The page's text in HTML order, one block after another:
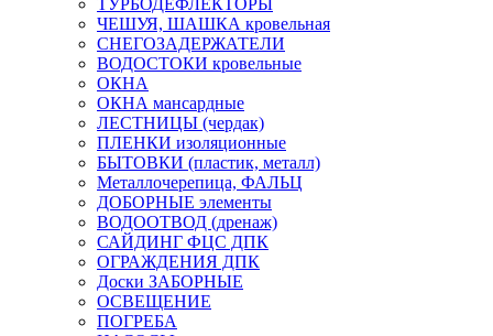
ТУРБОДЕФЛЕКТОРЫ
ЧЕШУЯ, ШАШКА кровельная
СНЕГОЗАДЕРЖАТЕЛИ
ВОДОСТОКИ кровельные
ОКНА
ОКНА мансардные
ЛЕСТНИЦЫ (чердак)
ПЛЕНКИ изоляционные
БЫТОВКИ (пластик, металл)
Металлочерепица, ФАЛЬЦ
ДОБОРНЫЕ элементы
ВОДООТВОД (дренаж)
САЙДИНГ ФЦС ДПК
ОГРАЖДЕНИЯ ДПК
Доски ЗАБОРНЫЕ
ОСВЕЩЕНИЕ
ПОГРЕБА